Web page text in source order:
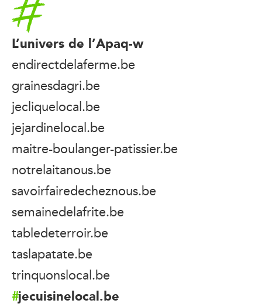
L’univers de l’Apaq-w
endirectdelaferme.be
grainesdagri.be
jecliquelocal.be
jejardinelocal.be
maitre-boulanger-patissier.be
notrelaitanous.be
savoirfairedecheznous.be
semainedelafrite.be
tabledeterroir.be
taslapatate.be
trinquonslocal.be
jecuisinelocal.be